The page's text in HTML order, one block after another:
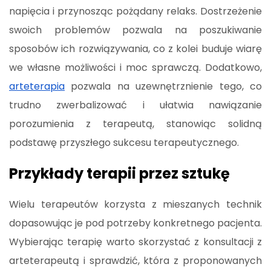
napięcia i przynosząc pożądany relaks. Dostrzeżenie
swoich problemów pozwala na poszukiwanie
sposobów ich rozwiązywania, co z kolei buduje wiarę
we własne możliwości i moc sprawczą. Dodatkowo,
arteterapia pozwala na uzewnętrznienie tego, co
trudno zwerbalizować i ułatwia nawiązanie
porozumienia z terapeutą, stanowiąc solidną
podstawę przyszłego sukcesu terapeutycznego.
Przykłady terapii przez sztukę
Wielu terapeutów korzysta z mieszanych technik
dopasowując je pod potrzeby konkretnego pacjenta.
Wybierając terapię warto skorzystać z konsultacji z
arteterapeutą i sprawdzić, która z proponowanych